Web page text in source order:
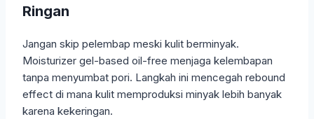
Ringan
Jangan skip pelembap meski kulit berminyak.
Moisturizer gel-based oil-free menjaga kelembapan
tanpa menyumbat pori. Langkah ini mencegah rebound
effect di mana kulit memproduksi minyak lebih banyak
karena kekeringan.